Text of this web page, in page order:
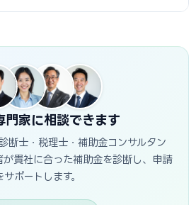
に対応した専門家を無料でご紹介して
門家に相談できます
断士・税理士・補助金コンサルタン
が貴社に合った補助金を診断し、申請
サポートします。